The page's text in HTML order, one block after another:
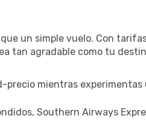
un simple vuelo. Con
tan agradable como tu
mientras experimentas
Southern Airways